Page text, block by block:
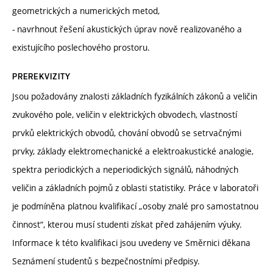
geometrických a numerických metod,
- navrhnout řešení akustických úprav nově realizovaného a
existujícího poslechového prostoru.
PREREKVIZITY
Jsou požadovány znalosti základních fyzikálních zákonů a veličin
zvukového pole, veličin v elektrických obvodech, vlastností
prvků elektrických obvodů, chování obvodů se setrvačnými
prvky, základy elektromechanické a elektroakustické analogie,
spektra periodických a neperiodických signálů, náhodných
veličin a základních pojmů z oblasti statistiky. Práce v laboratoři
je podmíněna platnou kvalifikací „osoby znalé pro samostatnou
činnost“, kterou musí studenti získat před zahájením výuky.
Informace k této kvalifikaci jsou uvedeny ve Směrnici děkana
Seznámení studentů s bezpečnostními předpisy.